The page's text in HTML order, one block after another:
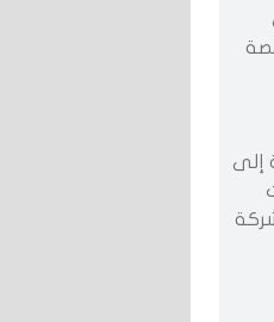
إلى